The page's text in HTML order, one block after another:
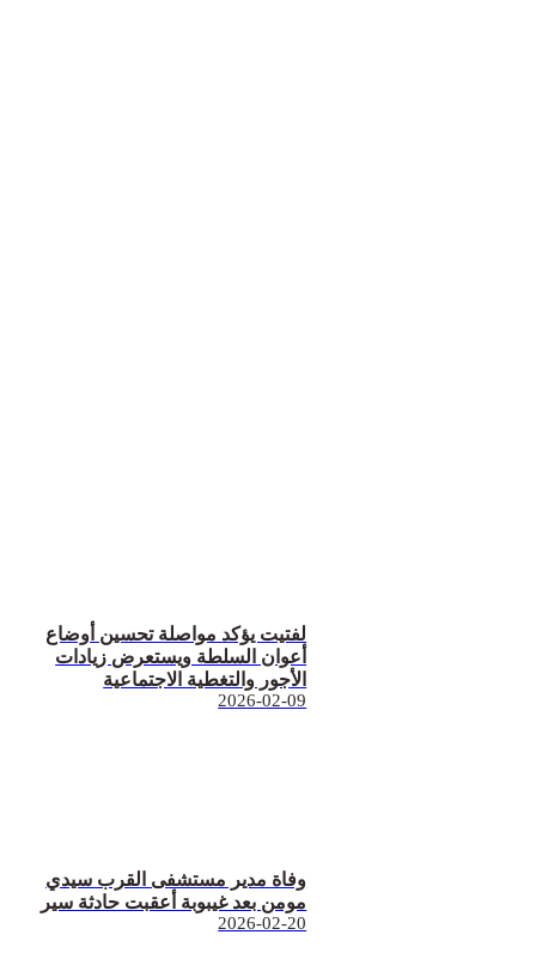
لفتيت يؤكد مواصلة تحسين أوضاع
أعوان السلطة ويستعرض زيادات
الأجور والتغطية الاجتماعية
2026-02-09
وفاة مدير مستشفى القرب سيدي
مومن بعد غيبوبة أعقبت حادثة سير
2026-02-20